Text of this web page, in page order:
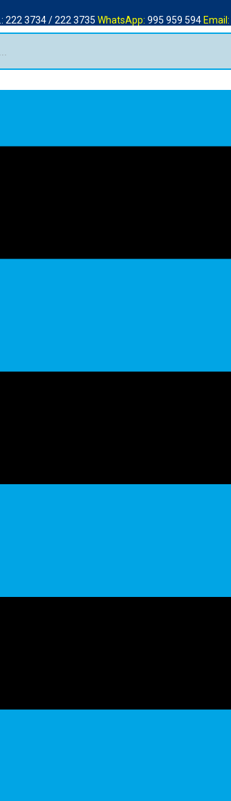
222 3734 / 222 3735 WhatsApp: 995 959 594 Email: